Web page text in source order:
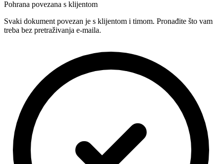
Pohrana povezana s klijentom
Svaki dokument povezan je s klijentom i timom. Pronađite što vam
treba bez pretraživanja e-maila.